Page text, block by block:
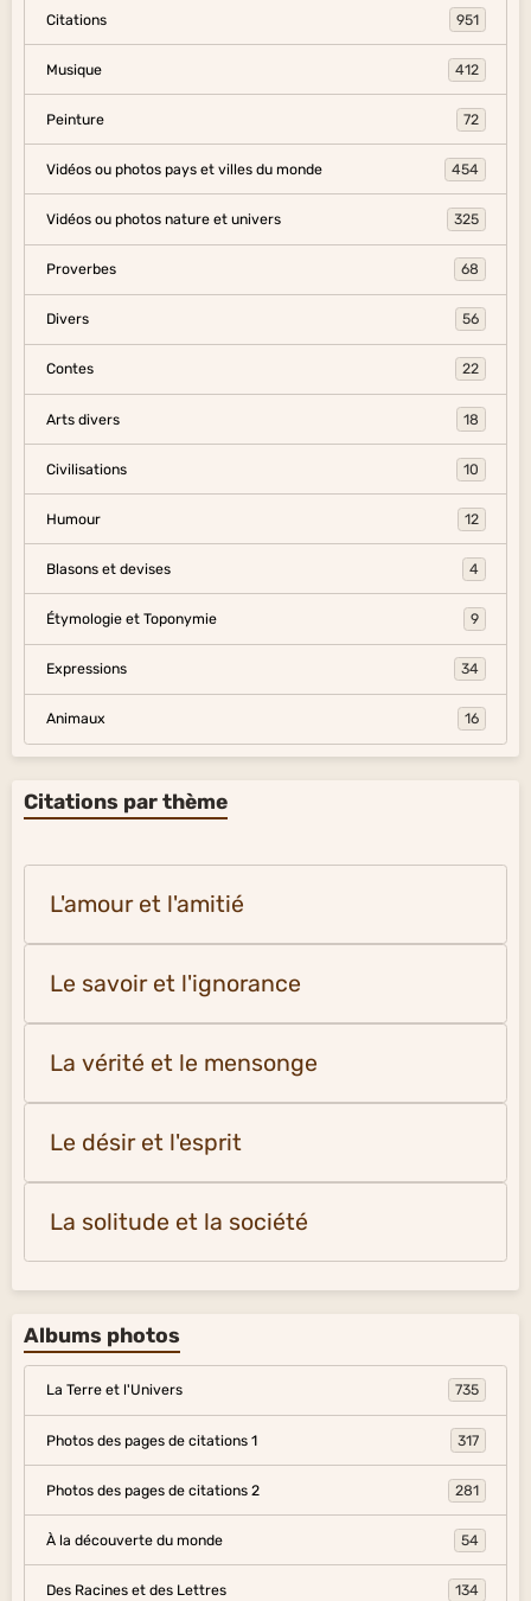
Citations 951
Musique 412
Peinture 72
Vidéos ou photos pays et villes du monde 454
Vidéos ou photos nature et univers 325
Proverbes 68
Divers 56
Contes 22
Arts divers 18
Civilisations 10
Humour 12
Blasons et devises 4
Étymologie et Toponymie 9
Expressions 34
Animaux 16
Citations par thème
L'amour et l'amitié
Le savoir et l'ignorance
La vérité et le mensonge
Le désir et l'esprit
La solitude et la société
Albums photos
La Terre et l'Univers 735
Photos des pages de citations 1 317
Photos des pages de citations 2 281
À la découverte du monde 54
Des Racines et des Lettres 134